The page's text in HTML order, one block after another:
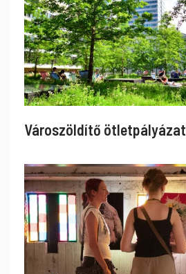
Városzöldítő ötletpályázat